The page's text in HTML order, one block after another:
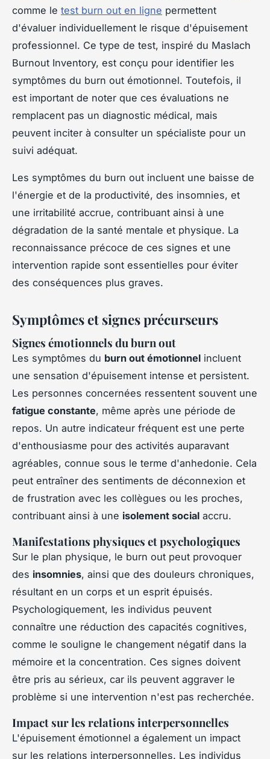
comme le test burn out en ligne permettent
d'évaluer individuellement le risque d'épuisement
professionnel. Ce type de test, inspiré du Maslach
Burnout Inventory, est conçu pour identifier les
symptômes du burn out émotionnel. Toutefois, il
est important de noter que ces évaluations ne
remplacent pas un diagnostic médical, mais
peuvent inciter à consulter un spécialiste pour un
suivi adéquat.
Les symptômes du burn out incluent une baisse de
l'énergie et de la productivité, des insomnies, et
une irritabilité accrue, contribuant ainsi à une
dégradation de la santé mentale et physique. La
reconnaissance précoce de ces signes et une
intervention rapide sont essentielles pour éviter
des conséquences plus graves.
Symptômes et signes précurseurs
Signes émotionnels du burn out
Les symptômes du burn out émotionnel incluent
une sensation d'épuisement intense et persistent.
Les personnes concernées ressentent souvent une
fatigue constante, même après une période de
repos. Un autre indicateur fréquent est une perte
d'enthousiasme pour des activités auparavant
agréables, connue sous le terme d'anhedonie. Cela
peut entraîner des sentiments de déconnexion et
de frustration avec les collègues ou les proches,
contribuant ainsi à une isolement social accru.
Manifestations physiques et psychologiques
Sur le plan physique, le burn out peut provoquer
des insomnies, ainsi que des douleurs chroniques,
résultant en un corps et un esprit épuisés.
Psychologiquement, les individus peuvent
connaître une réduction des capacités cognitives,
comme le souligne le changement négatif dans la
mémoire et la concentration. Ces signes doivent
être pris au sérieux, car ils peuvent aggraver le
problème si une intervention n'est pas recherchée.
Impact sur les relations interpersonnelles
L'épuisement émotionnel a également un impact
sur les relations interpersonnelles. Les individus